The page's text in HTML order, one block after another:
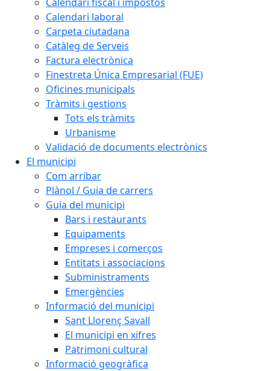
Calendari laboral
Carpeta ciutadana
Catàleg de Serveis
Factura electrònica
Finestreta Única Empresarial (FUE)
Oficines municipals
Tràmits i gestions
Tots els tràmits
Urbanisme
Validació de documents electrònics
El municipi
Com arribar
Plànol / Guia de carrers
Guia del municipi
Bars i restaurants
Equipaments
Empreses i comerços
Entitats i associacions
Subministraments
Emergències
Informació del municipi
Sant Llorenç Savall
El municipi en xifres
Patrimoni cultural
Informació geogràfica